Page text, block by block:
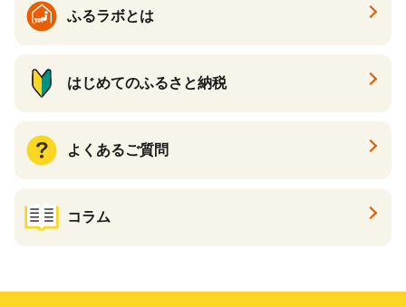
ふるラボとは
はじめてのふるさと納税
よくあるご質問
コラム